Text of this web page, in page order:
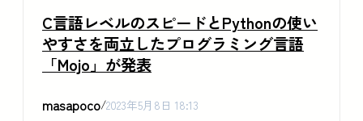
C言語レベルのスピードとPythonの使い
やすさを両立したプログラミング言語
「Mojo」が発表
masapoco/2023年5月8日 18:13